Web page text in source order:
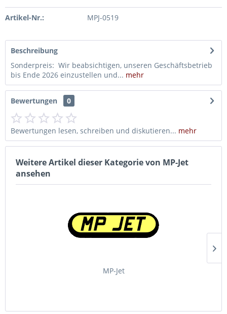
Artikel-Nr.: MPJ-0519
Beschreibung
Sonderpreis: Wir beabsichtigen, unseren Geschäftsbetrieb
bis Ende 2026 einzustellen und... mehr
Bewertungen 0
Bewertungen lesen, schreiben und diskutieren... mehr
Weitere Artikel dieser Kategorie von MP-Jet
ansehen
MP-Jet